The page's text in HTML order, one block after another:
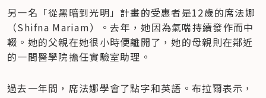
另一名「從黑暗到光明」計畫的受惠者是12歲的席法娜
（Shifna Mariam）。去年，她因為氣喘持續發作而中
輟。她的父親在她很小時便離開了，她的母親則在鄰近
的一間醫學院擔任實驗室助理。
過去一年間，席法娜學會了點字和英語。布拉爾表示，